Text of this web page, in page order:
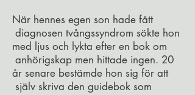
När hennes egen son hade fått
diagnosen tvångssyndrom sökte hon
med ljus och lykta efter en bok om
anhörigskap men hittade ingen. 20
år senare bestämde hon sig för att
själv skriva den guidebok som